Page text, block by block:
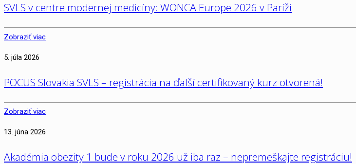
SVLS v centre modernej medicíny: WONCA Europe 2026 v Paríži
Zobraziť viac
5. júla 2026
POCUS Slovakia SVLS – registrácia na ďalší certifikovaný kurz otvorená!
Zobraziť viac
13. júna 2026
Akadémia obezity 1 bude v roku 2026 už iba raz – nepremeškajte registráciu!